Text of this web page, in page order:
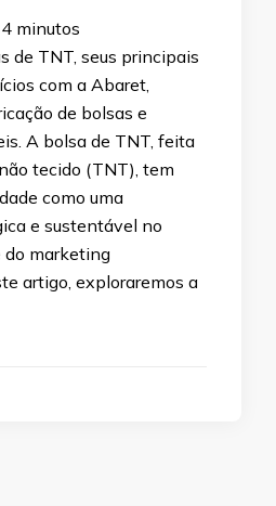
4 minutos
de TNT, seus principais
com a Abaret,
de bolsas e
A bolsa de TNT, feita
tecido (TNT), tem
como uma
e sustentável no
do marketing
artigo, exploraremos a